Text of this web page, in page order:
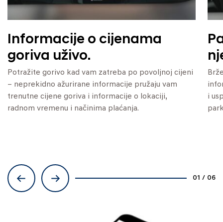
Informacije o cijenama
goriva uživo.
Potražite gorivo kad vam zatreba po povoljnoj cijeni
– neprekidno ažurirane informacije pružaju vam
trenutne cijene goriva i informacije o lokaciji,
radnom vremenu i načinima plaćanja.
i
01 / 06